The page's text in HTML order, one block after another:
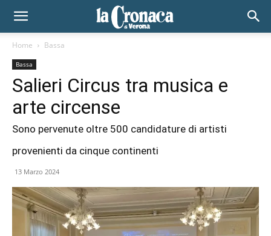
Home Bassa
Bassa
Salieri Circus tra musica e
arte circense
Sono pervenute oltre 500 candidature di artisti
provenienti da cinque continenti
13 Marzo 2024